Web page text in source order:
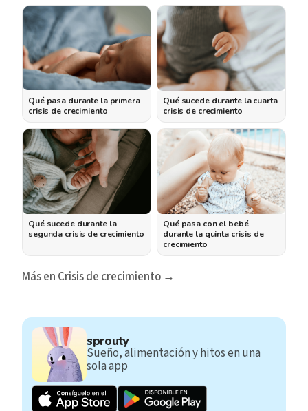
Qué pasa durante la primera
crisis de crecimiento
Qué sucede durante la cuarta
crisis de crecimiento
Qué sucede durante la
segunda crisis de crecimiento
Qué pasa con el bebé
durante la quinta crisis de
crecimiento
Más en Crisis de crecimiento →
sprouty
Sueño, alimentación y hitos en una
sola app